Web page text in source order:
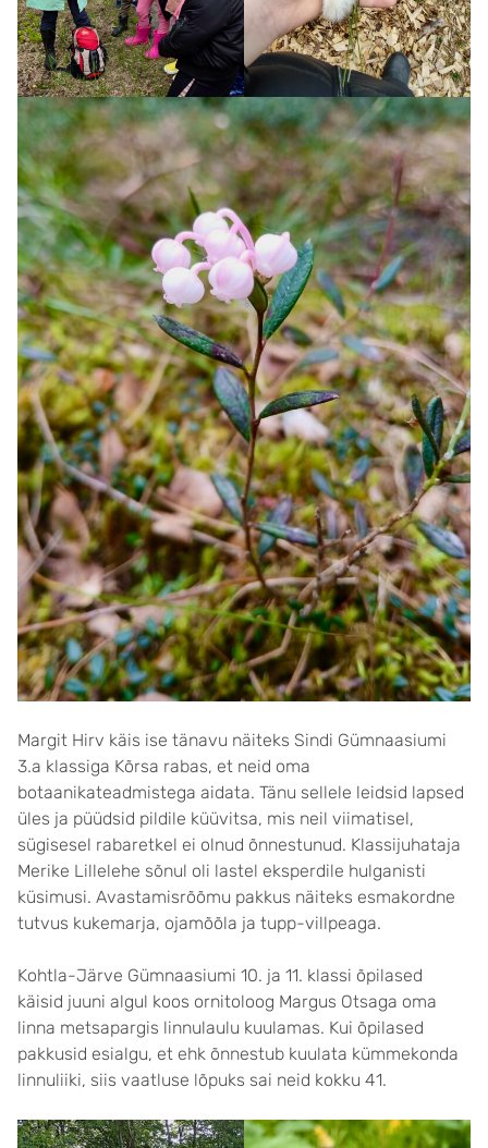
Margit Hirv käis ise tänavu näiteks Sindi Gümnaasiumi
3.a klassiga Kõrsa rabas, et neid oma
botaanikateadmistega aidata. Tänu sellele leidsid lapsed
üles ja püüdsid pildile küüvitsa, mis neil viimatisel,
sügisesel rabaretkel ei olnud õnnestunud. Klassijuhataja
Merike Lillelehe sõnul oli lastel eksperdile hulganisti
küsimusi. Avastamisrõõmu pakkus näiteks esmakordne
tutvus kukemarja, ojamõõla ja tupp-villpeaga.
Kohtla-Järve Gümnaasiumi 10. ja 11. klassi õpilased
käisid juuni algul koos ornitoloog Margus Otsaga oma
linna metsapargis linnulaulu kuulamas. Kui õpilased
pakkusid esialgu, et ehk õnnestub kuulata kümmekonda
linnuliiki, siis vaatluse lõpuks sai neid kokku 41.